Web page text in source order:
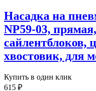
Насадка на
NP59-03,
сайлентблоков,
хвостовик, для
Купить в один клик
615 ₽